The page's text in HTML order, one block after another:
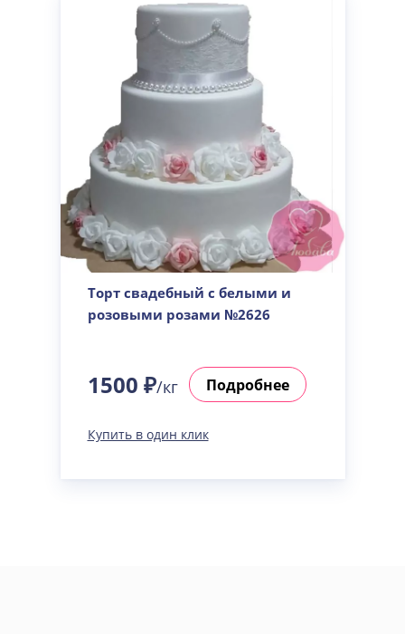
Торт свадебный с белыми и
розовыми розами №2626
1500 ₽/кг Подробнее
Купить в один клик